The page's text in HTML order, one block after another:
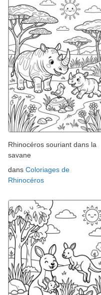
Rhinocéros souriant dans la
savane
dans Coloriages de
Rhinocéros